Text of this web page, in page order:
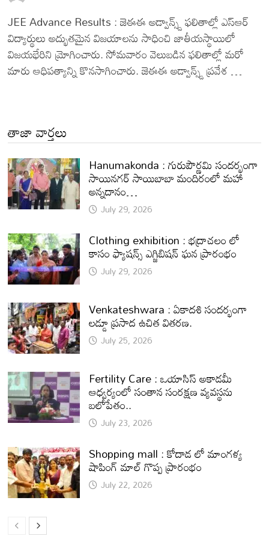
JEE Advance Results : జెఈఈ అడ్వాన్స్డ్ ఫలితాల్లో ఎస్ఆర్
విద్యార్థులు అద్భుతమైన విజయాలను సాధించి జాతీయస్థాయిలో
విజయభేరిని మ్రోగించారు. సోమవారం వెలుబడిన ఫలితాల్లో మరో
మారు ఆధిపత్యాన్ని కొనసాగించారు. జెఈఈ అడ్వాన్స్డ్ ప్రవేశ …
తాజా వార్తలు
Hanumakonda : గురుపౌర్ణమి సందర్భంగా
సాయినగర్‌ సాయిబాబా మందిరంలో మహా
అన్నదానం…
July 29, 2026
Clothing exhibition : భద్రాచలం లో
కాసం ఫ్యాషన్స్ ఎగ్జిబిషన్ ఘన ప్రారంభం
July 29, 2026
Venkateshwara : ఏకాదశి సందర్భంగా
లడ్డూ ప్రసాద ఉచిత వితరణ.
July 25, 2026
Fertility Care : ఒయాసిస్ అకాడమీ
ఆధ్వర్యంలో సంతాన సంరక్షణ వ్యవస్థను
బలోపేతం..
July 23, 2026
Shopping mall : కోదాడ లో మాంగళ్య
షాపింగ్ మాల్ గొప్ప ప్రారంభం
July 22, 2026